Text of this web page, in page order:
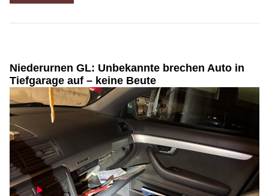
Niederurnen GL: Unbekannte brechen Auto in
Tiefgarage auf – keine Beute